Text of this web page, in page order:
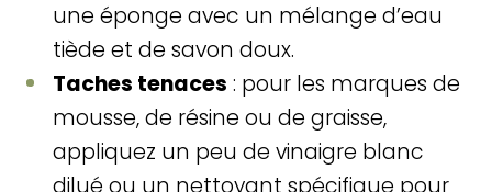
une éponge avec un mélange d’eau
tiède et de savon doux.
Taches tenaces : pour les marques de
mousse, de résine ou de graisse,
appliquez un peu de vinaigre blanc